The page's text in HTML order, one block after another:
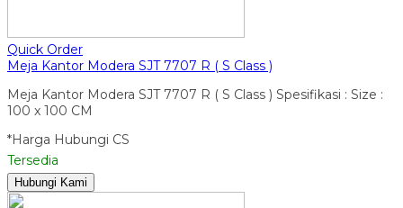
Quick Order
Meja Kantor Modera SJT 7707 R ( S Class )
Meja Kantor Modera SJT 7707 R ( S Class ) Spesifikasi : Size :
100 x 100 CM
*Harga Hubungi CS
Tersedia
Hubungi Kami